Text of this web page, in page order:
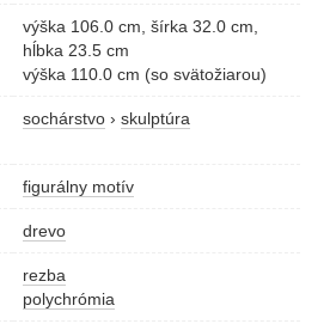
výška 106.0 cm, šírka 32.0 cm,
hĺbka 23.5 cm
výška 110.0 cm (so svätožiarou)
sochárstvo › skulptúra
figurálny motív
drevo
rezba
polychrómia